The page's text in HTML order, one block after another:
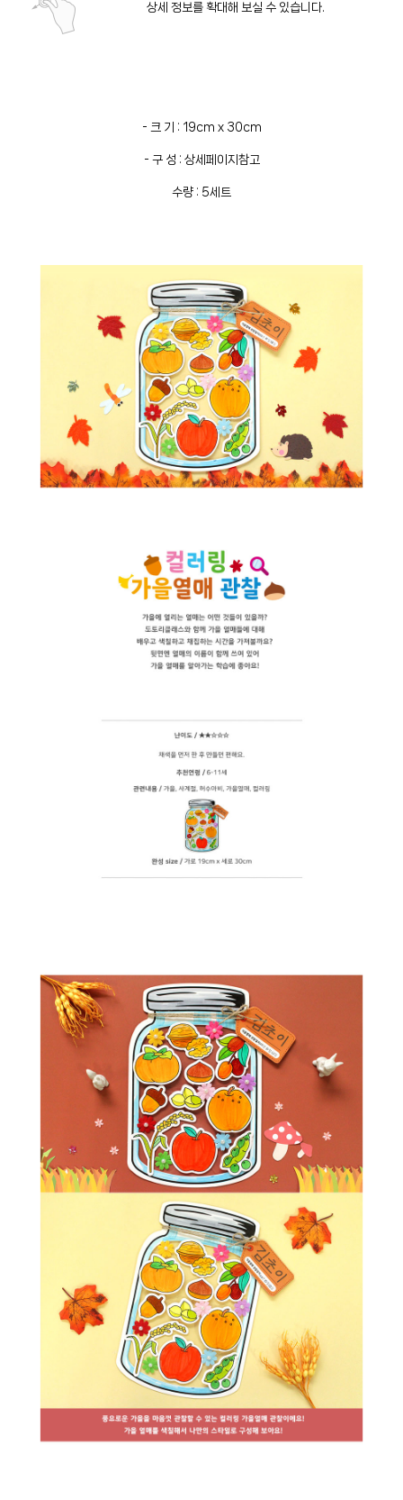
상세 정보를 확대해 보실 수 있습니다.
- 크 기 : 19cm x 30cm
- 구 성 : 상세페이지참고
수량 : 5세트